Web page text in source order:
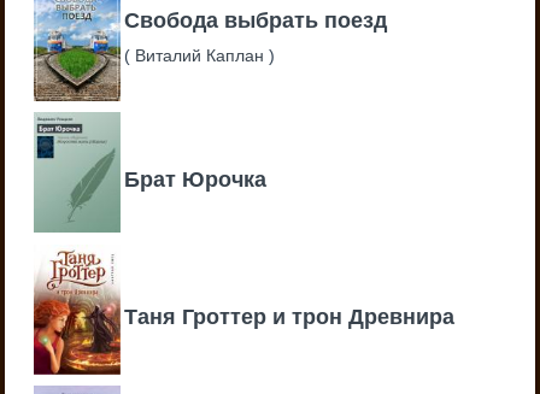
Свобода выбрать поезд
( Виталий Каплан)
Брат Юрочка
Таня Гроттер и трон Древнира